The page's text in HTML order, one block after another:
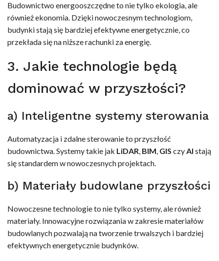
Budownictwo energooszczędne to nie tylko ekologia, ale
również ekonomia. Dzięki nowoczesnym technologiom,
budynki stają się bardziej efektywne energetycznie, co
przekłada się na niższe rachunki za energię.
3. Jakie technologie będą
dominować w przyszłości?
a) Inteligentne systemy sterowania
Automatyzacja i zdalne sterowanie to przyszłość
budownictwa. Systemy takie jak LiDAR, BIM, GIS czyAI stają
się standardem w nowoczesnych projektach.
b) Materiały budowlane przyszłości
Nowoczesne technologie to nie tylko systemy, ale również
materiały. Innowacyjne rozwiązania w zakresie materiałów
budowlanych pozwalają na tworzenie trwalszych i bardziej
efektywnych energetycznie budynków.